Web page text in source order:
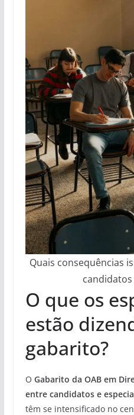
Quais consequências
candidatos
O que os
estão
gabarito?
O Gabarito da OAB em
entre candidatos e
têm se intensificado no